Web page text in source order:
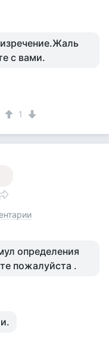
с вами.
1
определения
пожалуйста .